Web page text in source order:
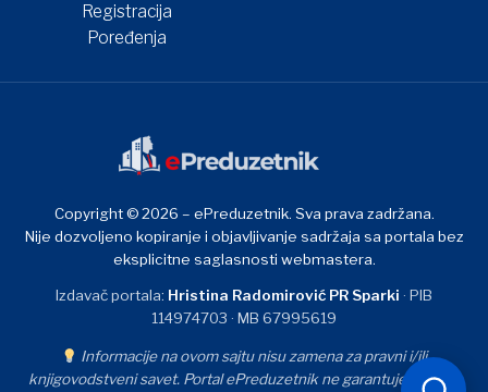
Registracija
Poređenja
Copyright © 2026 – ePreduzetnik. Sva prava zadržana.
Nije dozvoljeno kopiranje i objavljivanje sadržaja sa portala bez
eksplicitne saglasnosti webmastera.
Izdavač portala: Hristina Radomirović PR Sparki · PIB
114974703 · MB 67995619
Informacije na ovom sajtu nisu zamena za pravni i/ili
knjigovodstveni savet. Portal ePreduzetnik ne garantuje tačnost